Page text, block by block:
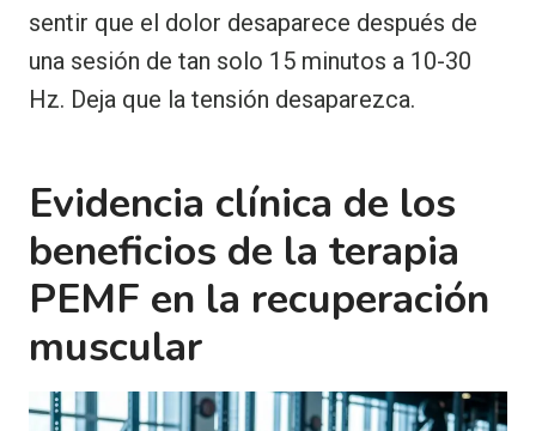
sentir que el dolor desaparece después de
una sesión de tan solo 15 minutos a 10-30
Hz. Deja que la tensión desaparezca.
Evidencia clínica de los
beneficios de la terapia
PEMF en la recuperación
muscular